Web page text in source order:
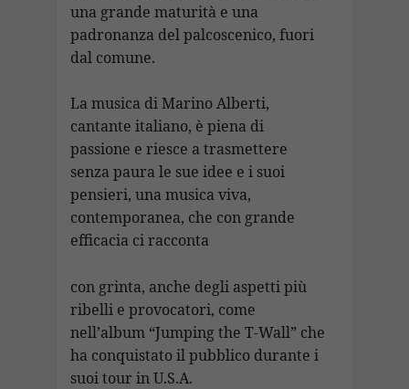
una grande maturità e una
padronanza del palcoscenico, fuori
dal comune.
La musica di Marino Alberti,
cantante italiano, è piena di
passione e riesce a trasmettere
senza paura le sue idee e i suoi
pensieri, una musica viva,
contemporanea, che con grande
efficacia ci racconta
con grinta, anche degli aspetti più
ribelli e provocatori, come
nell’album “Jumping the T-Wall” che
ha conquistato il pubblico durante i
suoi tour in U.S.A.